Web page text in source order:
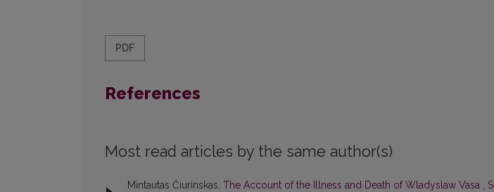
PDF
References
Most read articles by the same author(s)
Mintautas Čiurinskas, The Account of the Illness and Death of Wladyslaw Vasa ,